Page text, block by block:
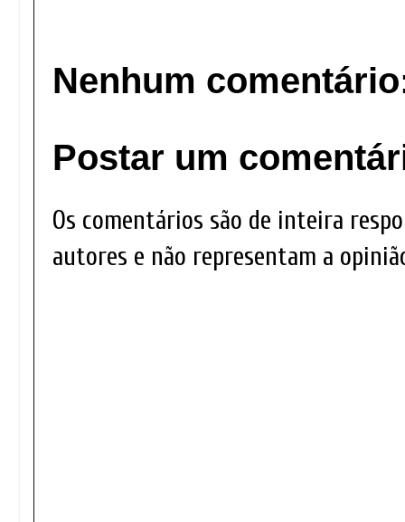
Nenhum
Postar um
Os comentários são de inteira
autores e não representam a